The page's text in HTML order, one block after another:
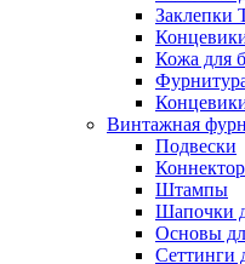
Заклепки
Кожа для
Винтажная
Подвески
Штампы
Шапочки
Основы
Сеттинги